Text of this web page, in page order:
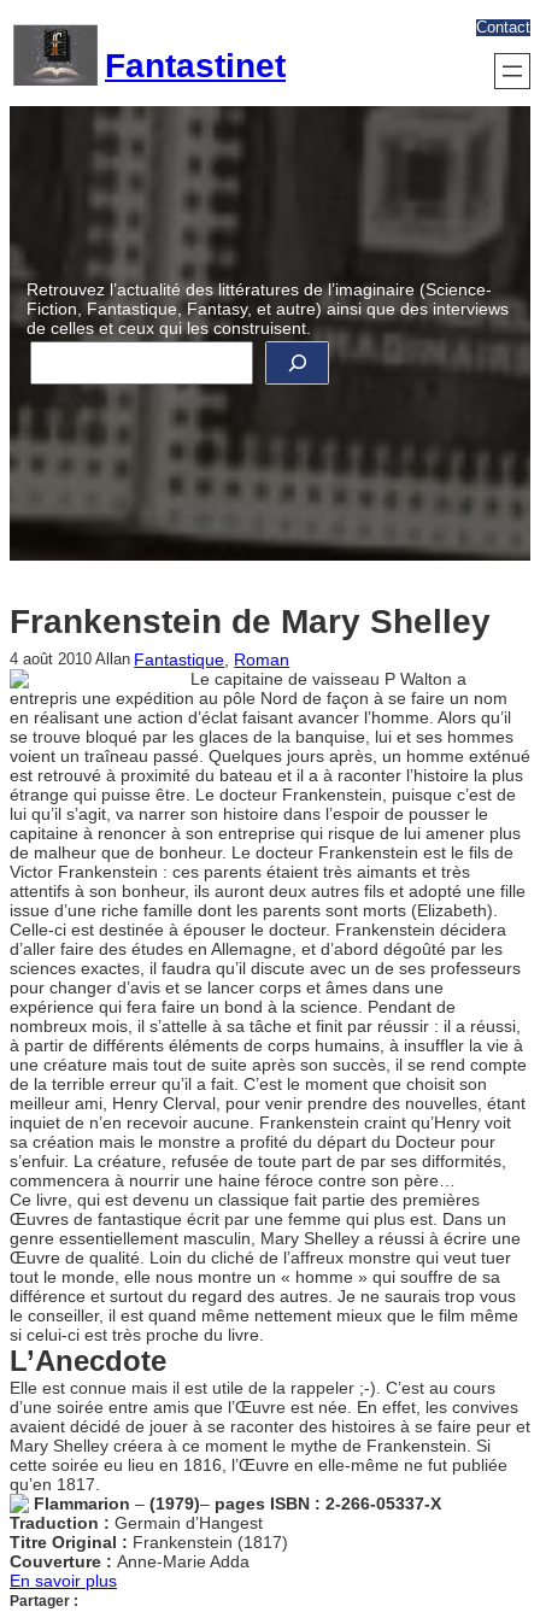
contenu
Fantastinet
Contact
Retrouvez l’actualité des littératures de l’imaginaire (Science-
Fiction, Fantastique, Fantasy, et autre) ainsi que des interviews
de celles et ceux qui les construisent.
R
c
h
r
c
r
Frankenstein de Mary Shelley
4 août 2010 Allan Fantastique, Roman
Le capitaine de vaisseau P Walton a
entrepris une expédition au pôle Nord de façon à se faire un nom
en réalisant une action d’éclat faisant avancer l’homme. Alors qu’il
se trouve bloqué par les glaces de la banquise, lui et ses hommes
voient un traîneau passé. Quelques jours après, un homme exténué
est retrouvé à proximité du bateau et il a à raconter l’histoire la plus
étrange qui puisse être. Le docteur Frankenstein, puisque c’est de
lui qu’il s’agit, va narrer son histoire dans l’espoir de pousser le
capitaine à renoncer à son entreprise qui risque de lui amener plus
de malheur que de bonheur. Le docteur Frankenstein est le fils de
Victor Frankenstein : ces parents étaient très aimants et très
attentifs à son bonheur, ils auront deux autres fils et adopté une fille
issue d’une riche famille dont les parents sont morts (Elizabeth).
Celle-ci est destinée à épouser le docteur. Frankenstein décidera
d’aller faire des études en Allemagne, et d’abord dégoûté par les
sciences exactes, il faudra qu’il discute avec un de ses professeurs
pour changer d’avis et se lancer corps et âmes dans une
expérience qui fera faire un bond à la science. Pendant de
nombreux mois, il s’attelle à sa tâche et finit par réussir : il a réussi,
à partir de différents éléments de corps humains, à insuffler la vie à
une créature mais tout de suite après son succès, il se rend compte
de la terrible erreur qu’il a fait. C’est le moment que choisit son
meilleur ami, Henry Clerval, pour venir prendre des nouvelles, étant
inquiet de n’en recevoir aucune. Frankenstein craint qu’Henry voit
sa création mais le monstre a profité du départ du Docteur pour
s’enfuir. La créature, refusée de toute part de par ses difformités,
commencera à nourrir une haine féroce contre son père…
Ce livre, qui est devenu un classique fait partie des premières
Œuvres de fantastique écrit par une femme qui plus est. Dans un
genre essentiellement masculin, Mary Shelley a réussi à écrire une
Œuvre de qualité. Loin du cliché de l’affreux monstre qui veut tuer
tout le monde, elle nous montre un « homme » qui souffre de sa
différence et surtout du regard des autres. Je ne saurais trop vous
le conseiller, il est quand même nettement mieux que le film même
si celui-ci est très proche du livre.
L’Anecdote
Elle est connue mais il est utile de la rappeler ;-). C’est au cours
d’une soirée entre amis que l’Œuvre est née. En effet, les convives
avaient décidé de jouer à se raconter des histoires à se faire peur et
Mary Shelley créera à ce moment le mythe de Frankenstein. Si
cette soirée eu lieu en 1816, l’Œuvre en elle-même ne fut publiée
qu’en 1817.
Flammarion – (1979)– pages ISBN : 2-266-05337-X
Traduction : Germain d’Hangest
Titre Original : Frankenstein (1817)
Couverture : Anne-Marie Adda
En savoir plus
Partager :